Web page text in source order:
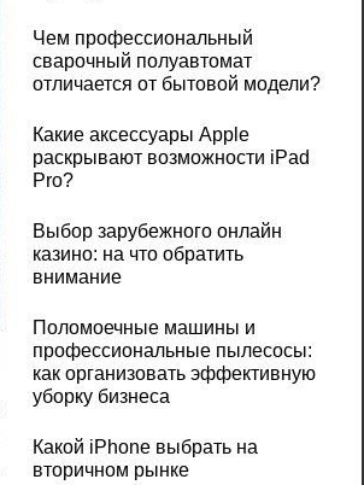
Чем профессиональный
сварочный полуавтомат
отличается от бытовой модели?
Какие аксессуары Apple
раскрывают возможности iPad
Pro?
Выбор зарубежного онлайн
казино: на что обратить
внимание
Поломоечные машины и
профессиональные пылесосы:
как организовать эффективную
уборку бизнеса
Какой iPhone выбрать на
вторичном рынке